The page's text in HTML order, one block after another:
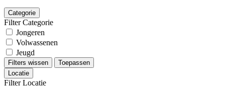
Categorie
Filter Categorie
Jongeren
Volwassenen
Jeugd
Filters wissen
Toepassen
Locatie
Filter Locatie